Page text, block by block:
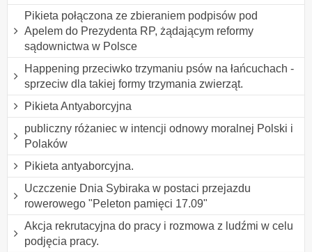
Pikieta połączona ze zbieraniem podpisów pod
Apelem do Prezydenta RP, żądającym reformy
sądownictwa w Polsce
Happening przeciwko trzymaniu psów na łańcuchach -
sprzeciw dla takiej formy trzymania zwierząt.
Pikieta Antyaborcyjna
publiczny różaniec w intencji odnowy moralnej Polski i
Polaków
Pikieta antyaborcyjna.
Uczczenie Dnia Sybiraka w postaci przejazdu
rowerowego "Peleton pamięci 17.09"
Akcja rekrutacyjna do pracy i rozmowa z ludźmi w celu
podjęcia pracy.